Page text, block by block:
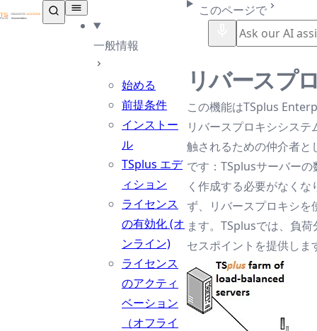
TSplus ドキュメンテーション ®
一般情報
始める
前提条件
インストー
ル
TSplus エデ
ィション
ライセンス
の有効化 (オ
ンライン)
ライセンス
のアクティ
ベーション
（オフライ
このページで
リバースプ
この機能はTSplus
リバースプロキシシス
触されるための仲介者と
です：TSplusサーバー
く作成する必要がなく
ず、リバースプロキシを
ます。TSplusでは、負
セスポイントを提供しま